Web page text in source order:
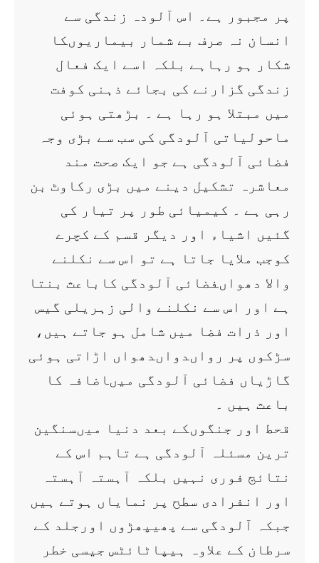
پر مجبور ہے۔ اس آلودہ زندگی سے
انسان نہ صرف بے شمار بیماریوںکا
شکار ہو رہاہے بلکہ اسے ایک فعال
زندگی گزارنے کی بجائے ذہنی کوفت
میں مبتلا ہو رہا ہے ۔ بڑھتی ہوئی
ماحولیاتی آلودگی کی سب سے بڑی وجہ
فضائی آلودگی ہے جو ایک صحت مند
معاشرہ تشکیل دینے میں بڑی رکاوٹ بن
رہی ہے ۔ کیمیائی طور پر تیار کی
گئیں اشیاء اور دیگر قسم کے کچرے
کوجب ملایا جاتا ہے تو اس سے نکلنے
والا دھواںفضائی آلودگی کاباعث بنتا
ہے اور اس سے نکلنے والی زہریلی گیس
اور ذرات فضا میں شامل ہو جاتے ہیں،
سڑکوں پر رواںدواںدھواں اڑاتی ہوئی
گاڑیاں فضائی آلودگی میںاضافہ کا
باعث ہیں ۔
قحط اور جنگوںکے بعد دنیا میںسنگین
ترین مسئلہ آلودگی ہے تاہم اس کے
نتائج فوری نہیں بلکہ آہستہ آہستہ
اور انفرادی سطح پر نمایاں ہوتے ہیں
جبکہ آلودگی سے پھیپھڑوں اورجلد کے
سرطان کے علاوہ ہیپاٹائٹس جیسی خطر